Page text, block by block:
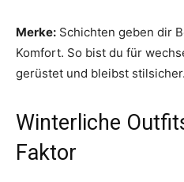
Merke: Schichten geben dir
Komfort. So bist du für
gerüstet und bleibst stilsicher.
Winterliche
Faktor